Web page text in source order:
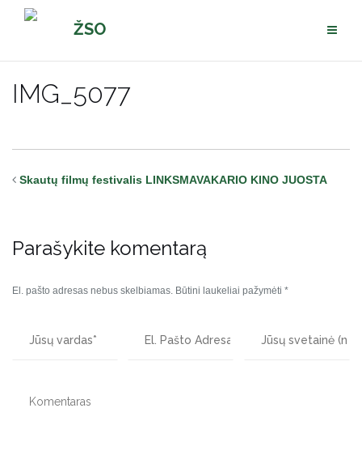
Pereiti
ŽSO
IMG_5077
Skautų filmų festivalis LINKSMAVAKARIO KINO JUOSTA
Parašykite komentarą
El. pašto adresas nebus skelbiamas. Būtini laukeliai pažymėti *